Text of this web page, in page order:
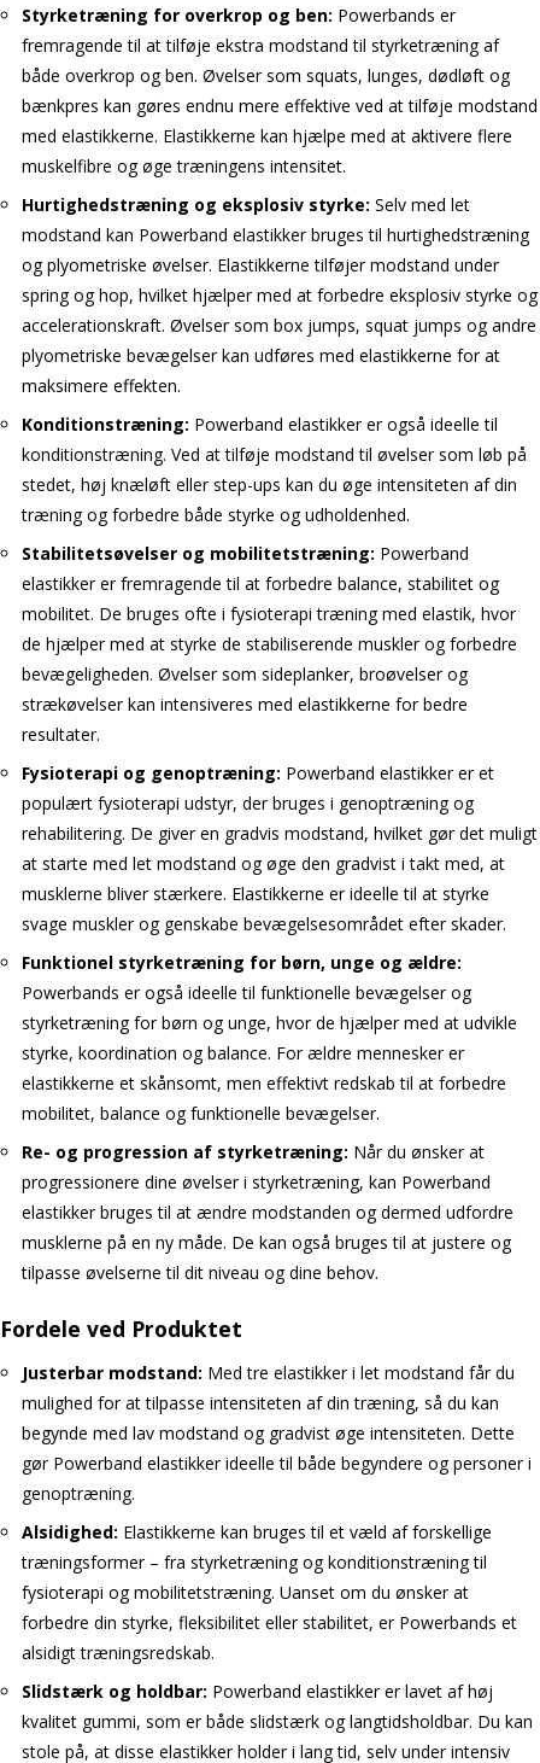
Styrketræning for overkrop og ben: Powerbands er
fremragende til at tilføje ekstra modstand til styrketræning af
både overkrop og ben. Øvelser som squats, lunges, dødløft og
bænkpres kan gøres endnu mere effektive ved at tilføje modstand
med elastikkerne. Elastikkerne kan hjælpe med at aktivere flere
muskelfibre og øge træningens intensitet.
Hurtighedstræning og eksplosiv styrke: Selv med let
modstand kan Powerband elastikker bruges til hurtighedstræning
og plyometriske øvelser. Elastikkerne tilføjer modstand under
spring og hop, hvilket hjælper med at forbedre eksplosiv styrke og
accelerationskraft. Øvelser som box jumps, squat jumps og andre
plyometriske bevægelser kan udføres med elastikkerne for at
maksimere effekten.
Konditionstræning: Powerband elastikker er også ideelle til
konditionstræning. Ved at tilføje modstand til øvelser som løb på
stedet, høj knæløft eller step-ups kan du øge intensiteten af din
træning og forbedre både styrke og udholdenhed.
Stabilitetsøvelser og mobilitetstræning: Powerband
elastikker er fremragende til at forbedre balance, stabilitet og
mobilitet. De bruges ofte i fysioterapi træning med elastik, hvor
de hjælper med at styrke de stabiliserende muskler og forbedre
bevægeligheden. Øvelser som sideplanker, broøvelser og
strækøvelser kan intensiveres med elastikkerne for bedre
resultater.
Fysioterapi og genoptræning: Powerband elastikker er et
populært fysioterapi udstyr, der bruges i genoptræning og
rehabilitering. De giver en gradvis modstand, hvilket gør det muligt
at starte med let modstand og øge den gradvist i takt med, at
musklerne bliver stærkere. Elastikkerne er ideelle til at styrke
svage muskler og genskabe bevægelsesområdet efter skader.
Funktionel styrketræning for børn, unge og ældre:
Powerbands er også ideelle til funktionelle bevægelser og
styrketræning for børn og unge, hvor de hjælper med at udvikle
styrke, koordination og balance. For ældre mennesker er
elastikkerne et skånsomt, men effektivt redskab til at forbedre
mobilitet, balance og funktionelle bevægelser.
Re- og progression af styrketræning: Når du ønsker at
progressionere dine øvelser i styrketræning, kan Powerband
elastikker bruges til at ændre modstanden og dermed udfordre
musklerne på en ny måde. De kan også bruges til at justere og
tilpasse øvelserne til dit niveau og dine behov.
Fordele ved Produktet
Justerbar modstand: Med tre elastikker i let modstand får du
mulighed for at tilpasse intensiteten af din træning, så du kan
begynde med lav modstand og gradvist øge intensiteten. Dette
gør Powerband elastikker ideelle til både begyndere og personer i
genoptræning.
Alsidighed: Elastikkerne kan bruges til et væld af forskellige
træningsformer – fra styrketræning og konditionstræning til
fysioterapi og mobilitetstræning. Uanset om du ønsker at
forbedre din styrke, fleksibilitet eller stabilitet, er Powerbands et
alsidigt træningsredskab.
Slidstærk og holdbar: Powerband elastikker er lavet af høj
kvalitet gummi, som er både slidstærk og langtidsholdbar. Du kan
stole på, at disse elastikker holder i lang tid, selv under intensiv